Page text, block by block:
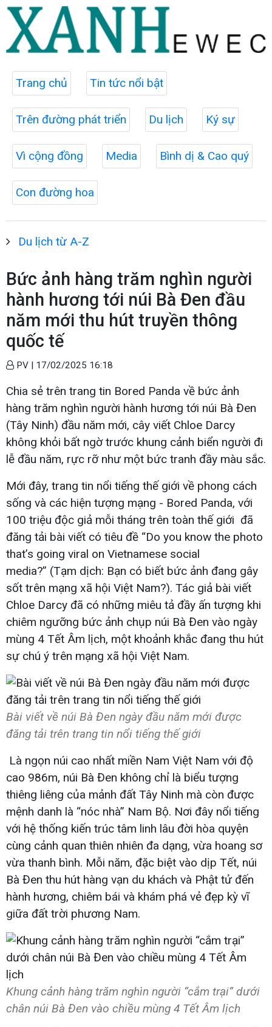
Trang chủ Tin tức nổi bật
Trên đường phát triển Du lịch Ký sự
Vì cộng đồng Media Bình dị & Cao quý
Con đường hoa
Du lịch từ A-Z
Bức ảnh hàng trăm nghìn người
hành hương tới núi Bà Đen đầu
năm mới thu hút truyền thông
quốc tế
PV | 17/02/2025 16:18
Chia sẻ trên trang tin Bored Panda về bức ảnh
hàng trăm nghìn người hành hương tới núi Bà Đen
(Tây Ninh) đầu năm mới, cây viết Chloe Darcy
không khỏi bất ngờ trước khung cảnh biển người đi
lễ đầu năm, rực rỡ như một bức tranh đầy màu sắc.
Mới đây, trang tin nổi tiếng thế giới về phong cách
sống và các hiện tượng mạng - Bored Panda, với
100 triệu độc giả mỗi tháng trên toàn thế giới đã
đăng tải bài viết có tiêu đề “Do you know the photo
that’s going viral on Vietnamese social
media?” (Tạm dịch: Bạn có biết bức ảnh đang gây
sốt trên mạng xã hội Việt Nam?). Tác giả bài viết
Chloe Darcy đã có những miêu tả đầy ấn tượng khi
chiêm ngưỡng bức ảnh chụp núi Bà Đen vào ngày
mùng 4 Tết Âm lịch, một khoảnh khắc đang thu hút
sự chú ý trên mạng xã hội Việt Nam.
Bài viết về núi Bà Đen ngày đầu năm mới được
đăng tải trên trang tin nổi tiếng thế giới
Là ngọn núi cao nhất miền Nam Việt Nam với độ
cao 986m, núi Bà Đen không chỉ là biểu tượng
thiêng liêng của mảnh đất Tây Ninh mà còn được
mệnh danh là “nóc nhà” Nam Bộ. Nơi đây nổi tiếng
với hệ thống kiến trúc tâm linh lâu đời hòa quyện
cùng cảnh quan thiên nhiên đa dạng, vừa hoang sơ
vừa thanh bình. Mỗi năm, đặc biệt vào dịp Tết, núi
Bà Đen thu hút hàng vạn du khách và Phật tử đến
hành hương, chiêm bái và khám phá vẻ đẹp kỳ vĩ
giữa đất trời phương Nam.
Khung cảnh hàng trăm nghìn người “cắm trại” dưới
chân núi Bà Đen vào chiều mùng 4 Tết Âm lịch